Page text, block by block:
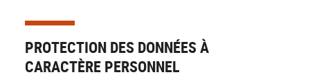
PROTECTION DES DONNÉES À
CARACTÈRE PERSONNEL